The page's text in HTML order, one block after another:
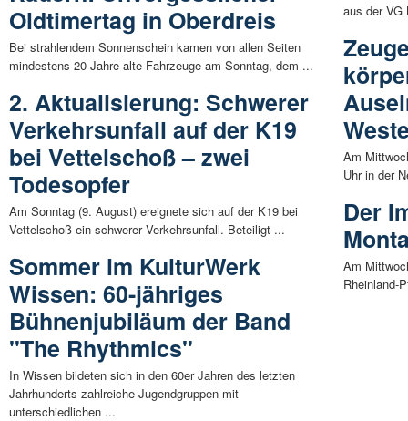
Oldtimertag in Oberdreis
Bei strahlendem Sonnenschein kamen von allen Seiten
mindestens 20 Jahre alte Fahrzeuge am Sonntag, dem ...
2. Aktualisierung: Schwerer
Verkehrsunfall auf der K19
bei Vettelschoß – zwei
Todesopfer
Am Sonntag (9. August) ereignete sich auf der K19 bei
Vettelschoß ein schwerer Verkehrsunfall. Beteiligt ...
Sommer im KulturWerk
Wissen: 60-jähriges
Bühnenjubiläum der Band
"The Rhythmics"
In Wissen bildeten sich in den 60er Jahren des letzten
Jahrhunderts zahlreiche Jugendgruppen mit
unterschiedlichen ...
aus der VG
Am
Uhr in der
Der
Am
Rheinland-